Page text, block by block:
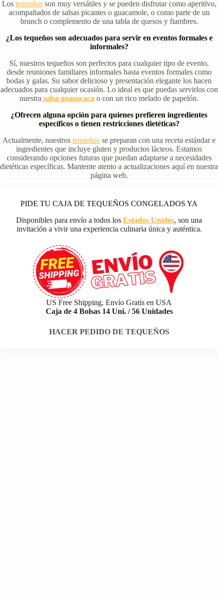
Los tequeñosson muy versátiles y se pueden disfrutar como aperitivo,
acompañados de salsas picantes o guacamole, o como parte de un
brunch o complemento de una tabla de quesos y fiambres.
¿Los tequeños son adecuados para servir en eventos formales e
informales?
Sí, nuestros tequeños son perfectos para cualquier tipo de evento,
desde reuniones familiares informales hasta eventos formales como
bodas y galas. Su sabor delicioso y presentación elegante los hacen
adecuados para cualquier ocasión. Lo ideal es que puedas servirlos con
nuestra salsa guasacaca o con un rico melado de papelón.
¿Ofrecen alguna opción para quienes prefieren ingredientes
específicos o tienen restricciones dietéticas?
Actualmente, nuestros tequeños se preparan con una receta estándar e
ingredientes que incluye gluten y productos lácteos. Estamos
considerando opciones futuras que puedan adaptarse a necesidades
dietéticas específicas. Mantente atento a actualizaciones aquí en nuestra
página web.
PIDE TU CAJA DE TEQUEÑOS CONGELADOS YA
Disponibles para envío a todos los Estados Unidos, son una
invitación a vivir una experiencia culinaria única y auténtica.
US Free Shipping, Envío Gratis en USA
Caja de 4 Bolsas 14 Uni. / 56 Unidades
HACER PEDIDO DE TEQUEÑOS